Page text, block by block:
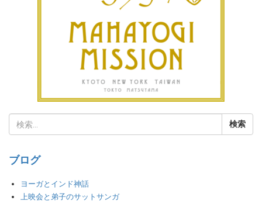
ブログ
ヨーガとインド神話
上映会と弟子のサットサンガ